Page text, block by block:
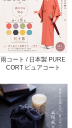
雨コート / 日本製 PURE
CORT ピュアコート